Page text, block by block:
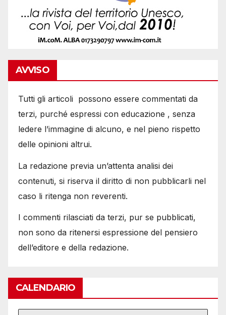
AVVISO
Tutti gli articoli possono essere commentati da
terzi, purché espressi con educazione , senza
ledere l’immagine di alcuno, e nel pieno rispetto
delle opinioni altrui.
La redazione previa un’attenta analisi dei
contenuti, si riserva il diritto di non pubblicarli nel
caso li ritenga non reverenti.
I commenti rilasciati da terzi, pur se pubblicati,
non sono da ritenersi espressione del pensiero
dell’editore e della redazione.
CALENDARIO